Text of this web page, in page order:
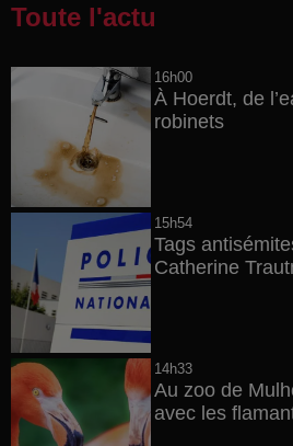
Toute l'actu
16h00
À Hoerdt, de
robinets
15h54
Tags
Catherine
14h33
Au zoo de
avec les